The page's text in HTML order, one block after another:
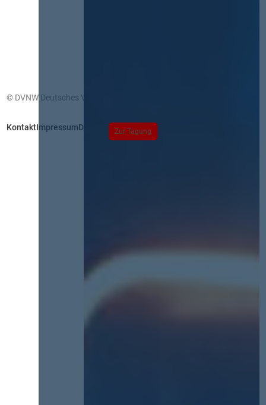
Zur Tagung
© DVNW Deutsches Vergabenetzwerk GmbH
KontaktImpressumDatenschutz